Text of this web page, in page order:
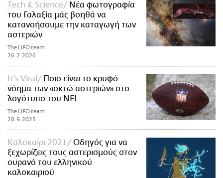
Τech & Science
Νέα φωτογραφία
του Γαλαξία μάς βοηθά να
κατανοήσουμε την καταγωγή των
αστεριών
The LiFO team
26.2.2026
It's Viral
Ποιο είναι το κρυφό
νόημα των «οκτώ αστεριών» στο
λογότυπο του NFL
The LiFO team
20.9.2025
Καλοκαίρι 2021
Οδηγός για να
ξεχωρίζεις τους αστερισμούς στον
ουρανό του ελληνικού
καλοκαιριού